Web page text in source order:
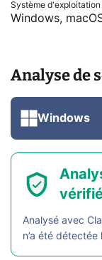
Système d'exploitation
Windows,
Analyse de
Windows
Analysé avec
n’a été détectée